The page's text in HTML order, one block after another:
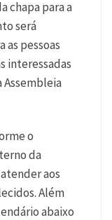
chapa para a
será
pessoas
interessadas
Assembleia
o
da
aos
Além
abaixo